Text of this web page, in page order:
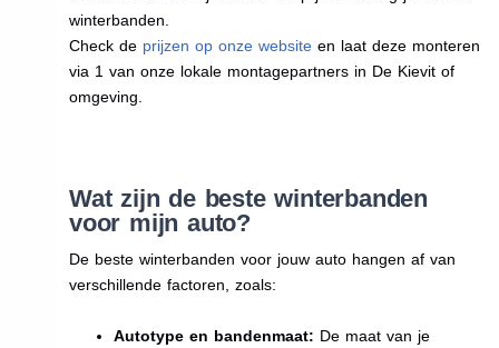
winterbanden.
Check de prijzen op onze websiteen laat deze monteren
via 1 van onze lokale montagepartners in De Kievit of
omgeving.
Wat zijn de beste winterbanden
voor mijn auto?
De beste winterbanden voor jouw auto hangen af van
verschillende factoren, zoals:
Autotype en bandenmaat: De maat van je